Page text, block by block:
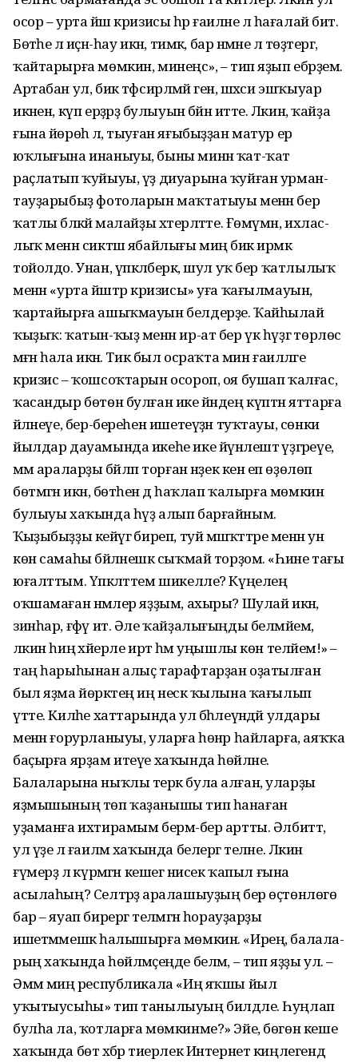
осор – урта йәш кризисы һәр ғаиләне лә һағалай бит.
Бөтәһе лә иҫән-һау икән, тимәк, бар нәмәне лә төҙәтергә,
ҡайтарырға мөмкин, ми­неңсә», – тип яҙып ебәрҙем.
Артабан ул, бик тәфсирләмәй генә, шәхси эшҡыуар
икәнен, күп ерҙәрҙә булыуын бәйән итте. Ләкин, ҡайҙа
ғы­на йөрөһә лә, тыуған яғыбыҙҙан матур ер
юҡлығына инаныуы, быны минән ҡат-ҡат
раҫлатып ҡуйыуы, үҙ диуарына ҡуйған урман-
тауҙарыбыҙ фотоларын маҡтатыуы менән бер
ҡатлы бәләкәй малайҙы хәтерләтте. Ғөмүмән, ихлас­
лыҡ менән сиктәш ябайлығы миңә бик ирмәк
тойолдо. Унан, үпкәләберәк, шул уҡ бер ҡат­лылыҡ
менән «урта йәштәр кризисы» уға ҡағылмауын,
ҡартайырға ашыҡ­мауын белдерҙе. Ҡайһылай
ҡыҙыҡ: ҡатын-ҡыҙ менән ир-ат бер үк һүҙгә төрлөсә
мәғәнә һала икән. Тик был осраҡта мин ғаиләләге
кризис – ҡошсоҡтарын осороп, оя бушап ҡал­ғас,
ҡасандыр бөтөн булған ике йәндең күптән яттарға
әйләнеүе, бер-береһен ишетеүҙән туҡтауы, сөнки
йылдар дауамында икеһе ике йүнә­лештә үҙгәреүе,
әммә араларҙы бәйләп торған нәҙек кенә еп өҙөлөп
бөтмәгән икән, бөтәһен дә һаҡлап ҡалырға мөмкин
булыуы хаҡында һүҙ алып барғайным.
Ҡыҙыбыҙҙы кейәүгә биреп, туй мәшәҡәттәре менән ун
көн самаһы бәйләнешкә сыҡмай торҙом. «Һине тағы
юғалттым. Үпкәләттем шикелле? Күңелеңә
оҡшамаған нәмәлер яҙҙым, ахыры? Шулай икән,
зинһар, ғәфү ит. Әле ҡайҙалығыңды белмәйем,
ләкин һиңә хәйерле иртә һәм уңышлы көн теләйем!» –
таң һарыһынан алыҫ та­рафтарҙан оҙатылған
был яҙма йөрәк­тең иң нескә ҡылына ҡағылып
үтте. Киләһе хаттарында ул бәһлеүәндәй улдары
менән ғорурланыуы, уларға һөнәр һайларға, аяҡҡа
баҫырға ярҙам итеүе хаҡында һөйләне.
Балаларына ныҡлы терәк була алған, уларҙы
яҙмы­шының төп ҡаҙанышы тип һанаған
уҙаманға ихтирамым бермә-бер артты. Әлбиттә,
ул үҙе лә ғаиләм хаҡында белергә теләне. Ләкин
ғүмерҙә лә күрмәгән кешегә нисек ҡапыл ғына
асылаһың? Селтәрҙә аралашыуҙың бер өҫтөнлөгө
бар – яуап бирергә телә­мәгән һорауҙарҙы
ишетмәмешкә һа­лышырға мөмкин. «Ирең, балала­
рың хаҡында һөйләмәҫеңде беләм, – тип яҙҙы ул. –
Әммә миңә республикала «Иң яҡшы йыл
уҡытыусыһы» тип танылыуың билдәле. Һуңлап
булһа ла, ҡотларға мөмкинме?» Эйе, бөгөн кеше
хаҡында бөтә хәбәр тиерлек Интернет киңлегендә